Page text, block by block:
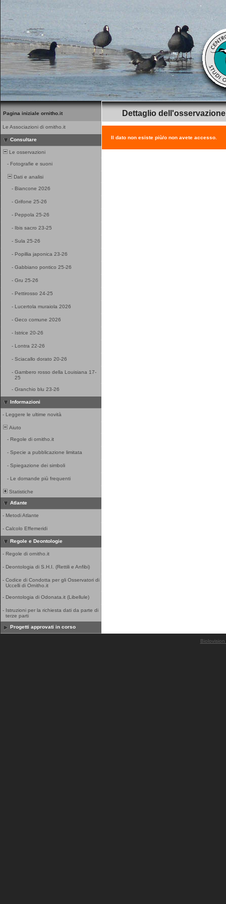
Pagina iniziale ornitho.it
Le Associazioni di ornitho.it
Consultare
Le osservazioni
- Fotografie e suoni
Dati e analisi
- Biancone 2026
- Grifone 25-26
- Peppola 25-26
- Ibis sacro 23-25
- Sula 25-26
- Popillia japonica 23-26
- Gabbiano pontico 25-26
- Gru 25-26
- Pettirosso 24-25
- Lucertola muraiola 2026
- Geco comune 2026
- Istrice 20-26
- Lontra 22-26
- Sciacallo dorato 20-26
- Gambero rosso della Louisiana 17-
25
- Granchio blu 23-26
Informazioni
- Leggere le ultime novità
Aiuto
- Regole di ornitho.it
- Specie a pubblicazione limitata
- Spiegazione dei simboli
- Le domande più frequenti
Statistiche
Atlante
- Metodi Atlante
- Calcolo Effemeridi
Regole e Deontologie
- Regole di ornitho.it
- Deontologia di S.H.I. (Rettili e Anfibi)
- Codice di Condotta per gli Osservatori di
Uccelli di Ornitho.it
- Deontologia di Odonata.it (Libellule)
- Istruzioni per la richiesta dati da parte di
terze parti
Progetti approvati in corso
Dettaglio dell'osservazione
Il dato non esiste più/o non avete accesso.
Biolovision